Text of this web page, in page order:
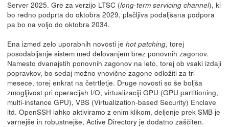
Server 2025. Gre za verzijo LTSC (long-term servicing channel), ki
bo redno podprta do oktobra 2029, plačljiva podaljšana podpora
pa bo na voljo do oktobra 2034.
Ena izmed zelo uporabnih novosti je hot patching, torej
posodabljanje sistem med delovanjem brez ponovnih zagonov.
Namesto dvanajstih ponovnih zagonov na leto, torej ob vsaki izdaji
popravkov, bo sedaj možno vnovične zagone odložiti za tri
mesece, torej enkrat na četrtletje. Druge novosti so še boljša
zmogljivost pri operacijah I/O, virtualizaciji GPU (GPU partitioning,
multi-instance GPU), VBS (Virtualization-based Security) Enclave
itd. OpenSSH lahko aktiviramo z enim klikom, deljenje prek SMB je
varnejše in robustnejše, Active Directory je dodatno zaščiten.